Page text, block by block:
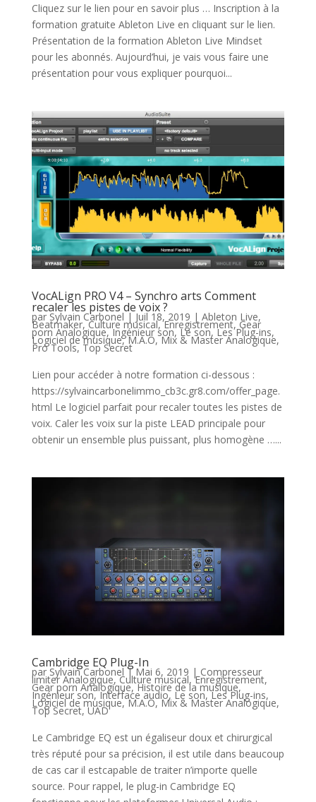
Cliquez sur le lien pour en savoir plus … Inscription à la
formation gratuite Ableton Live en cliquant sur le lien.
Présentation de la formation Ableton Live Mindset
pour les abonnés. Aujourd’hui, je vais vous faire une
présentation pour vous expliquer pourquoi...
VocALign PRO V4 – Synchro arts Comment
recaler les pistes de voix ?
par Sylvain Carbonel | Juil 18, 2019 | Ableton Live,
Beatmaker,Culture musical,Enregistrement, Gear
porn Analogique,Ingénieur son,Le son,Les Plug-ins,
Logiciel de musique,M.A.O,Mix & Master Analogique,
Pro Tools, Top Secret
Lien pour accéder à notre formation ci-dessous :
https://sylvaincarbonelimmo_cb3c.gr8.com/offer_page.
html Le logiciel parfait pour recaler toutes les pistes de
voix. Caler les voix sur la piste LEAD principale pour
obtenir un ensemble plus puissant, plus homogène …...
Cambridge EQ Plug-In
par Sylvain Carbonel | Mai 6, 2019 | Compresseur
limiter Analogique,Culture musical,Enregistrement,
Gear porn Analogique,Histoire de la musique,
Ingénieur son,Interface audio, Le son,Les Plug-ins,
Logiciel de musique,M.A.O,Mix & Master Analogique,
Top Secret,UAD
Le Cambridge EQ est un égaliseur doux et chirurgical
très réputé pour sa précision, il est utile dans beaucoup
de cas car il estcapable de traiter n’importe quelle
source. Pour rappel, le plug-in Cambridge EQ